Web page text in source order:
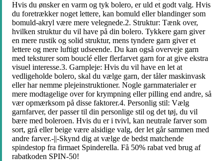
Hvis du ønsker en varm og tyk bolero, er uld et godt valg. Hvis
du foretrækker noget lettere, kan bomuld eller blandinger som
bomuld-akryl være mere velegnede.2. Struktur: Tænk over,
hvilken struktur du vil have på din bolero. Tykkere garn giver
en mere rustik og solid struktur, mens tyndere garn giver et
lettere og mere luftigt udseende. Du kan også overveje garn
med teksturer som bouclé eller flerfarvet garn for at give ekstra
visuel interesse.3. Garnpleje: Hvis du vil have en let at
vedligeholde bolero, skal du vælge garn, der tåler maskinvask
eller har nemme plejeinstruktioner. Nogle garnmaterialer er
mere modtagelige over for krympning eller pilling end andre, så
vær opmærksom på disse faktorer.4. Personlig stil: Vælg
garnfarver, der passer til din personlige stil og det tøj, du vil
bære med boleroen. Hvis du er i tvivl, kan neutrale farver som
sort, grå eller beige være alsidige valg, der let går sammen med
andre farver.-||-Skynd dig at vælge de bedst matchende
spindestop fra firmaet Spinderella. Få 50% rabat ved brug af
rabatkoden SPIN-50!